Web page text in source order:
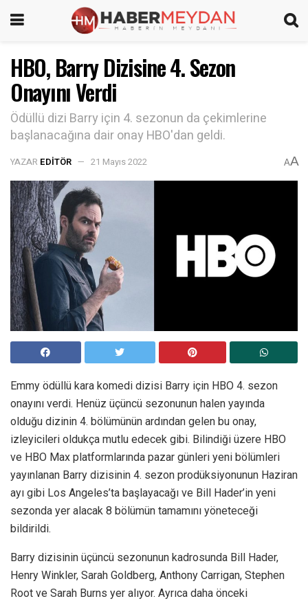
HBO, Barry Dizisine 4. Sezon
Onayını Verdi
Ödüllü dizi Barry için 4. sezonun da çekimlerine
başlanacağına dair onay HBO'dan geldi.
YAZAR EDITÖR 21 Mayıs 2022 AA
Emmy ödüllü kara komedi dizisi Barry için HBO 4. sezon
onayını verdi. Henüz üçüncü sezonunun halen yayında
olduğu dizinin 4. bölümünün ardından gelen bu onay,
izleyicileri oldukça mutlu edecek gibi. Bilindiği üzere HBO
ve HBO Max platformlarında pazar günleri yeni bölümleri
yayınlanan Barry dizisinin 4. sezon prodüksiyonunun Haziran
ayı gibi Los Angeles’ta başlayacağı ve Bill Hader’in yeni
sezonda yer alacak 8 bölümün tamamını yöneteceği
bildirildi.
Barry dizisinin üçüncü sezonunun kadrosunda Bill Hader,
Henry Winkler, Sarah Goldberg, Anthony Carrigan, Stephen
Root ve Sarah Burns yer alıyor. Ayrıca daha önceki